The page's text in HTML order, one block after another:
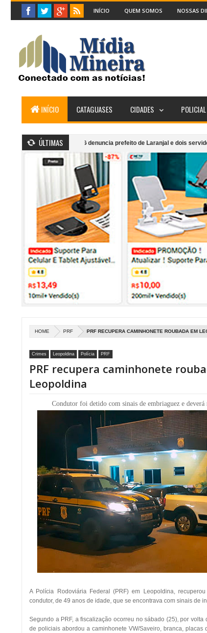
INÍCIO QUEM SOMOS NOSSAS
INÍCIO CATAGUASES CIDADES POLICIAL
ÚLTIMAS
MPMG denuncia prefeito de Laranjal e dois servidores por
atinge segundo andar de cafeteria anexa ao Supermercado Morais
HOME PRF PRF RECUPERA CAMINHONETE ROUBADA EM
Crimes Leopoldina Polícia PRF
PRF recupera caminhonete
Leopoldina
Condutor foi detido com sinais de embriaguez e deverá
A Polícia Rodoviária Federal (PRF) em Leopoldina,
condutor, de 49 anos de idade, que se encontrava com sinais de
Segundo a PRF, a fiscalização ocorreu no sábado (25), por
de policiais abordou a caminhonete VW/Saveiro, branca, placas